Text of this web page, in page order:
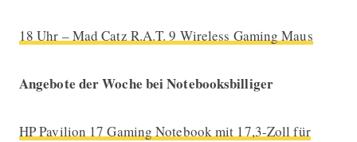
18 Uhr – Mad Catz R.A.T. 9 Wireless Gaming Maus
Angebote der Woche bei Notebooksbilliger
HP Pavilion 17 Gaming Notebook mit 17,3-Zoll für